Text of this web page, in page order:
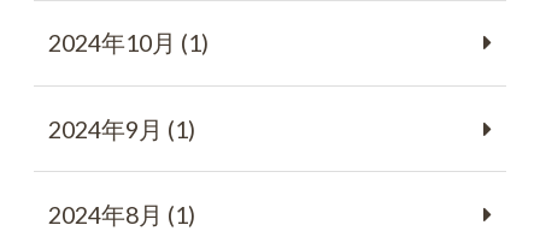
2024年10月 (1)
2024年9月 (1)
2024年8月 (1)